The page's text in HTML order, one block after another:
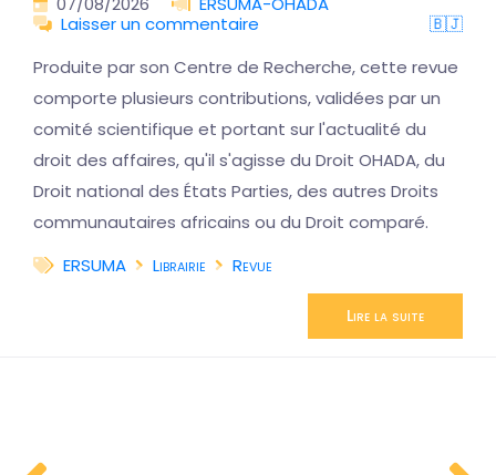
Laisser un commentaire
🇧🇯
Produite par son Centre de Recherche, cette revue
comporte plusieurs contributions, validées par un
comité scientifique et portant sur l'actualité du
droit des affaires, qu'il s'agisse du Droit OHADA, du
Droit national des États Parties, des autres Droits
communautaires africains ou du Droit comparé.
ERSUMA
Librairie Revue
Lire la suite